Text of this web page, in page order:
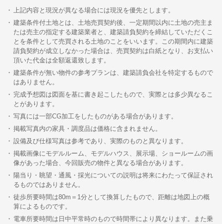
上記内容と現況が異なる場合には現況を優先とします。
建築条件付土地とは、土地売買契約後、一定期間以内に土地の売主ま
たは売主の指定する建築業者と、建築請負契約を締結していただくこ
とを条件として売買される土地のことをいいます。この期間内に建築
請負契約が成立しなかった場合は、売買契約は白紙となり、お支払い
頂いた代金は全額返還致します。
建築条件が無い物件の参考プランは、建築請負会社を特定するもので
はありません。
完成予想図は図面を基に書き起こしたもので、実際とは多少異なるこ
とがあります。
写真には一部CG加工をしたものがある場合があります。
掲載写真内の家具・調度品は価格に含まれません。
設備及び仕様写真は参考であり、実際のものと異なります。
掲載画像にモデルルーム、モデルハウス、展示場、ショールームの画
像があった場合、今回販売の物件と異なる場合があります。
陽当り・眺望・通風・採光についての説明は将来にわたって保証され
るものではありません。
徒歩所要時間は80m＝1分として換算したもので、距離は地図上の概
算によるものです。
電車所要時間は日中平常時のもので時間帯により異なります。また乗